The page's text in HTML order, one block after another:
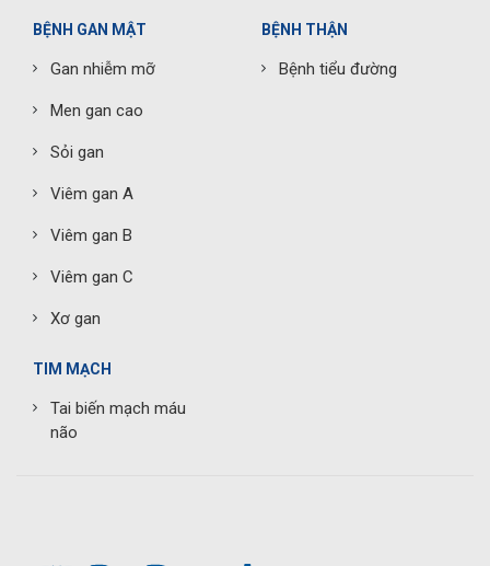
BỆNH GAN MẬT
Gan nhiễm mỡ
Men gan cao
Sỏi gan
Viêm gan A
Viêm gan B
Viêm gan C
Xơ gan
BỆNH THẬN
Bệnh tiểu đường
TIM MẠCH
Tai biến mạch máu
não